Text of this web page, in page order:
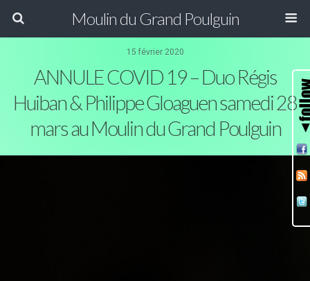
Moulin du Grand Poulguin
15 février 2020
ANNULE COVID 19 – Duo Régis
Huiban & Philippe Gloaguen samedi 28
mars au Moulin du Grand Poulguin